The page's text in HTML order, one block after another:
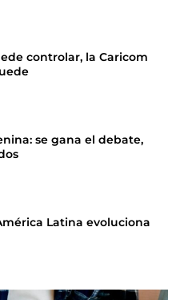
controlar, la Caricom
se gana el debate,
Latina evoluciona